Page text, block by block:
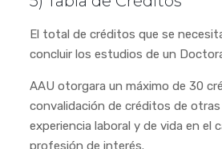
El total de créditos que se
concluir los estudios de un
AAU otorgara un máximo de 30
convalidación de créditos de
experiencia laboral y de vida en el